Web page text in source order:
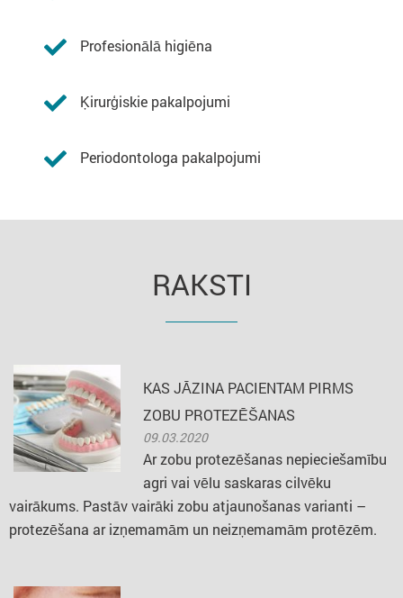
Profesionālā higiēna
Ķirurģiskie pakalpojumi
Periodontologa pakalpojumi
RAKSTI
KAS JĀZINA PACIENTAM PIRMS
ZOBU PROTEZĒŠANAS
09.03.2020
Ar zobu protezēšanas nepieciešamību
agri vai vēlu saskaras cilvēku
vairākums. Pastāv vairāki zobu atjaunošanas varianti –
protezēšana ar izņemamām un neizņemamām protēzēm.